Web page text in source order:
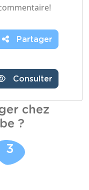
Partager
Consulter
chez
?
3